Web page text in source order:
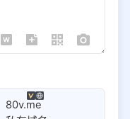
80v.me